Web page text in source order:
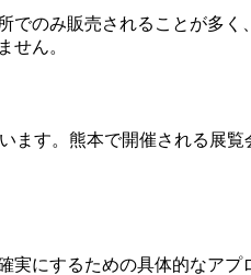
のみ販売されることが多
せん。
す。熊本で開催される展
にするための具体的なアプ